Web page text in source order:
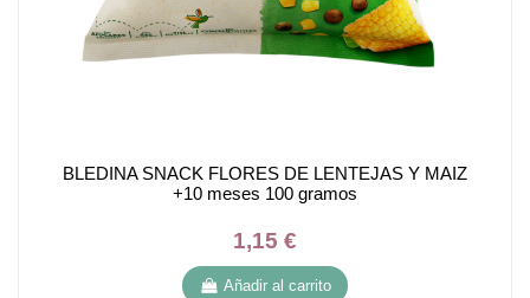
BLEDINA SNACK FLORES DE LENTEJAS Y MAIZ
+10 meses 100 gramos
1,15 €
Añadir al carrito